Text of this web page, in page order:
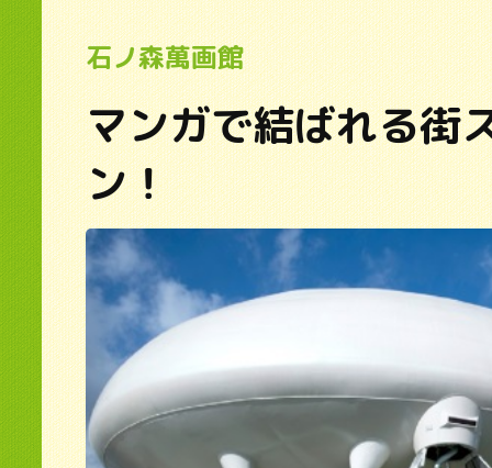
石ノ森萬画館
マンガで結ばれる街
ン！